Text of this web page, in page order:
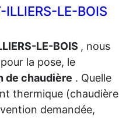
LE-BOIS
LE-BOIS , nous
la pose, le
de chaudière . Quelle
thermique (chaudière
demandée,